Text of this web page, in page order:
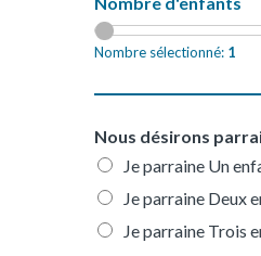
Nombre sélectionné: 1
Nous désirons
Je parraine Un
Je parraine Deux
Je parraine Trois